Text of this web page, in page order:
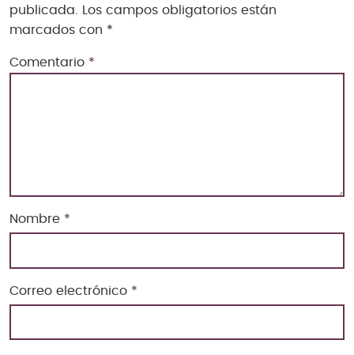
publicada.
Los campos obligatorios están
marcados con *
Comentario *
Nombre *
Correo electrónico *